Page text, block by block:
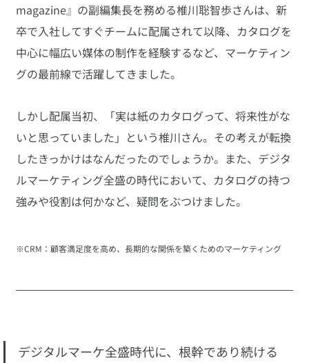
magazine』の副編集長を務める椎川聡智歩さんは、新
卒で入社してすぐチームに配属されて以降、カタログを
中心に幅広い媒体の制作を経験するなど、マーケティン
グの最前線で活躍してきました。
しかし配属当初、「実は紙のカタログって、将来性がな
いと思っていました」という椎川さん。その考えが転換
したきっかけはなんだったのでしょうか。また、デジタ
ルマーケティング全盛の時代において、カタログの持つ
強みや役割は何かなど、疑問をぶつけました。
※CRM：顧客満足度を高め、長期的な関係を築くためのマーケティング
デジタルマーケ全盛時代に、根幹であり続ける